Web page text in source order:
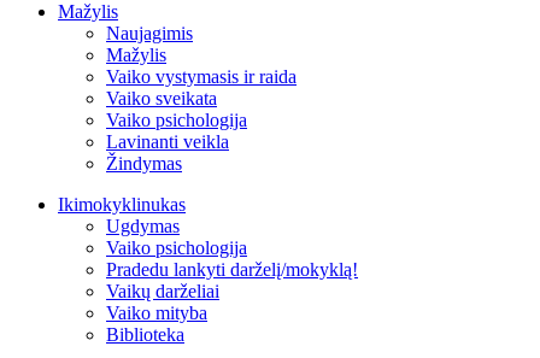
Mažylis
Naujagimis
Mažylis
Vaiko vystymasis ir raida
Vaiko sveikata
Vaiko psichologija
Lavinanti veikla
Žindymas
Ikimokyklinukas
Ugdymas
Vaiko psichologija
Pradedu lankyti darželį/mokyklą!
Vaikų darželiai
Vaiko mityba
Biblioteka